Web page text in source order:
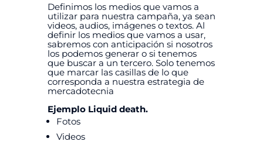
Definimos los medios que vamos a
utilizar para nuestra campaña, ya sean
videos, audios, imágenes o textos. Al
definir los medios que vamos a usar,
sabremos con anticipación si nosotros
los podemos generar o si tenemos
que buscar a un tercero. Solo tenemos
que marcar las casillas de lo que
corresponda a nuestra estrategia de
mercadotecnia
Ejemplo Liquid death.
Fotos
Videos